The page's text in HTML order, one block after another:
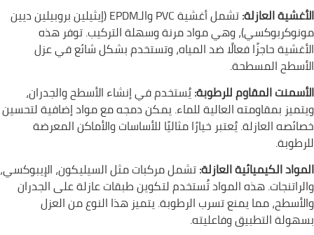
الأغشية العازلة:
تشمل أغشية PVC والـEPDM (إيثيلين بروبيلين ديين
مونوكربوكسي)، وهي مواد مرنة وسهلة التركيب. توفر هذه
الأغشية حاجزًا فعالًا ضد المياه، وتستخدم بشكل شائع في عزل
الأسطح المسطحة.
الأسمنت المقاوم للرطوبة:يُستخدم في إنشاء الأسطح والجدران،
ويتميز بمقاومته العالية للماء. يمكن دمجه مع مواد إضافية لتحسين
خصائصه العازلة. يُعتبر خيارًا مثاليًا للأساسات والأماكن المعرضة
للرطوبة.
المواد الكيميائية العازلة:تشمل مركبات مثل السيليكون، الإيبوكسي،
والراتنجات. هذه المواد تُستخدم لتكوين طبقات عازلة على الجدران
والأسطح، مما يمنع تسرب الرطوبة. يتميز هذا النوع من العزل
بسهولة التطبيق وفاعليته.